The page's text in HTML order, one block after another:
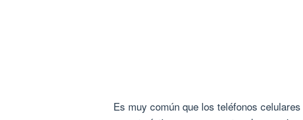
Es muy común que los teléfonos